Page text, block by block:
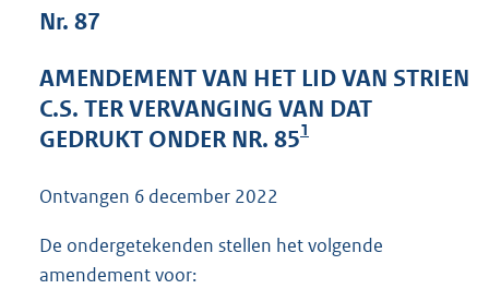
K
b
Nr. 87
AMENDEMENT VAN HET LID VAN STRIEN
C.S. TER VERVANGING VAN DAT
GEDRUKT ONDER NR. 851
Ontvangen 6 december 2022
De ondergetekenden stellen het volgende
amendement voor: